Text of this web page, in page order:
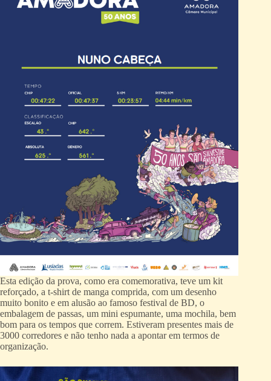
Esta edição da prova, como era comemorativa, teve um kit
reforçado, a t-shirt de manga comprida, com um desenho
muito bonito e em alusão ao famoso festival de BD, o
embalagem de passas, um mini espumante, uma mochila, bem
bom para os tempos que correm. Estiveram presentes mais de
3000 corredores e não tenho nada a apontar em termos de
organização.